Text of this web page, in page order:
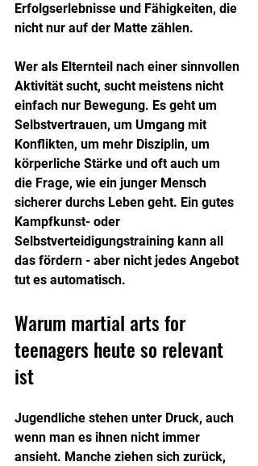
Erfolgserlebnisse und Fähigkeiten, die
nicht nur auf der Matte zählen.
Wer als Elternteil nach einer sinnvollen
Aktivität sucht, sucht meistens nicht
einfach nur Bewegung. Es geht um
Selbstvertrauen, um Umgang mit
Konflikten, um mehr Disziplin, um
körperliche Stärke und oft auch um
die Frage, wie ein junger Mensch
sicherer durchs Leben geht. Ein gutes
Kampfkunst- oder
Selbstverteidigungstraining kann all
das fördern - aber nicht jedes Angebot
tut es automatisch.
Warum martial arts for
teenagers heute so relevant
ist
Jugendliche stehen unter Druck, auch
wenn man es ihnen nicht immer
ansieht. Manche ziehen sich zurück,